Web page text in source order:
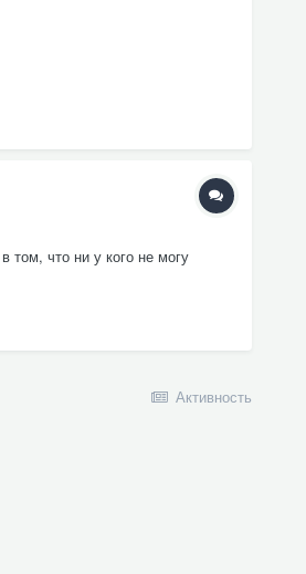
том, что ни у кого не могу
Активность